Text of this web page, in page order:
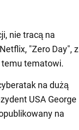
nie tracą na
"Zero Day", z
temu tematowi.
na dużą
USA George
na